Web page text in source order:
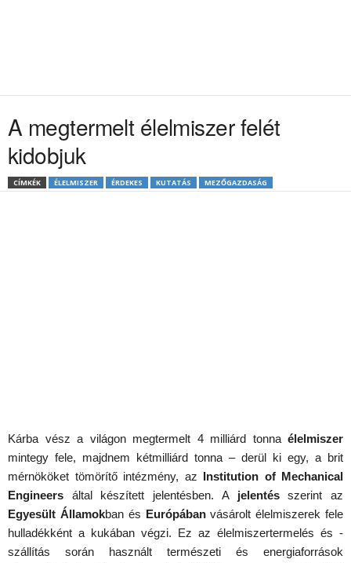
A megtermelt élelmiszer felét
kidobjuk
CÍMKÉK ÉLELMISZER ÉRDEKES KUTATÁS MEZŐGAZDASÁG
Kárba vész a világon megtermelt 4 milliárd tonna élelmiszer
mintegy fele, majdnem kétmilliárd tonna – derül ki egy, a brit
mérnököket tömörítő intézmény, az Institution of Mechanical
Engineers által készített jelentésben. A jelentésszerint az
Egyesült Államokban és Európábanvásárolt élelmiszerek fele
hulladékként a kukában végzi. Ez az élelmiszertermelés és -
szállítás során használt természeti és energiaforrások